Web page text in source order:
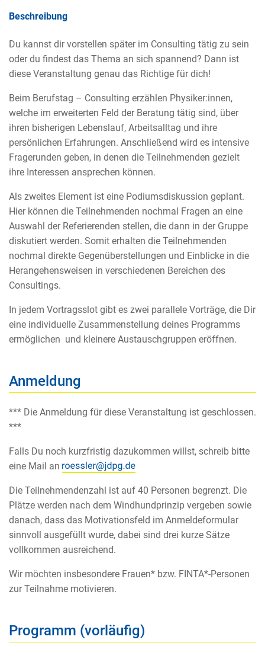
Beschreibung
Du kannst dir vorstellen später im Consulting tätig zu sein
oder du findest das Thema an sich spannend? Dann ist
diese Veranstaltung genau das Richtige für dich!
Beim Berufstag – Consulting erzählen Physiker:innen,
welche im erweiterten Feld der Beratung tätig sind, über
ihren bisherigen Lebenslauf, Arbeitsalltag und ihre
persönlichen Erfahrungen. Anschließend wird es intensive
Fragerunden geben, in denen die Teilnehmenden gezielt
ihre Interessen ansprechen können.
Als zweites Element ist eine Podiumsdiskussion geplant.
Hier können die Teilnehmenden nochmal Fragen an eine
Auswahl der Referierenden stellen, die dann in der Gruppe
diskutiert werden. Somit erhalten die Teilnehmenden
nochmal direkte Gegenüberstellungen und Einblicke in die
Herangehensweisen in verschiedenen Bereichen des
Consultings.
In jedem Vortragsslot gibt es zwei parallele Vorträge, die Dir
eine individuelle Zusammenstellung deines Programms
ermöglichen und kleinere Austauschgruppen eröffnen.
Anmeldung
*** Die Anmeldung für diese Veranstaltung ist geschlossen.
***
Falls Du noch kurzfristig dazukommen willst, schreib bitte
eine Mail an
Die Teilnehmendenzahl ist auf 40 Personen begrenzt. Die
Plätze werden nach dem Windhundprinzip vergeben sowie
danach, dass das Motivationsfeld im Anmeldeformular
sinnvoll ausgefüllt wurde, dabei sind drei kurze Sätze
vollkommen ausreichend.
Wir möchten insbesondere Frauen* bzw. FINTA*-Personen
zur Teilnahme motivieren.
Programm (vorläufig)